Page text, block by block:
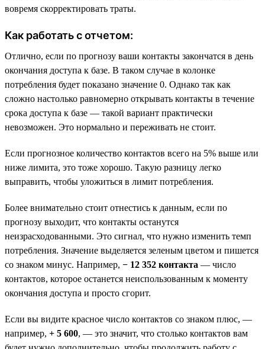
вовремя скорректировать траты.
Как работать с отчетом:
Отлично, если по прогнозу ваши контакты закончатся в день
окончания доступа к базе. В таком случае в колонке
потребления будет показано значение 0. Однако так как
сложно настолько равномерно открывать контакты в течение
срока доступа к базе — такой вариант практически
невозможен. Это нормально и переживать не стоит.
Если прогнозное количество контактов всего на 5% выше или
ниже лимита, это тоже хорошо. Такую разницу легко
выправить, чтобы уложиться в лимит потребления.
Более внимательно стоит отнестись к данным, если по
прогнозу выходит, что контакты останутся
неизрасходованными. Это сигнал, что нужно изменить темп
потребления. Значение выделяется зеленым цветом и пишется
со знаком минус. Например, − 12 352 контакта — число
контактов, которое останется неиспользованным к моменту
окончания доступа и просто сгорит.
Если вы видите красное число контактов со знаком плюс, —
например, + 5 600, — это значит, что столько контактов вам